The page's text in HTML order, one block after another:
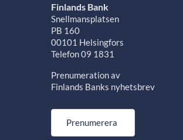
Finlands Bank
Snellmansplatsen
PB 160
00101 Helsingfors
Telefon 09 1831
Prenumeration av
Finlands Banks nyhetsbrev
Prenumerera